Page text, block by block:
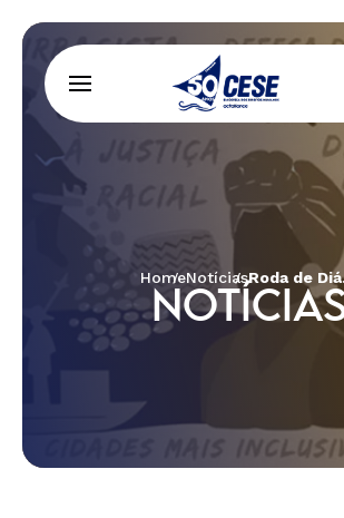
HomeNotícias Roda